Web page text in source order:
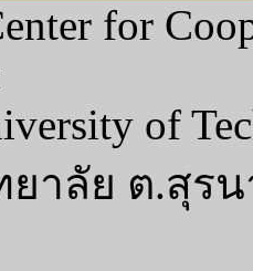
for
of
ยาลัย ต.สุร